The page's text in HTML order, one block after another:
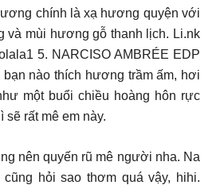
chính là xạ hương quyện với
và mùi hương gỗ thanh lịch. Li.nk
5. NARCISO AMBRÉE EDP
bạn nào thích hương trầm ấm, hơi
một buổi chiều hoàng hôn rực
sẽ rất mê em này.
nên quyến rũ mê người nha. Na
hỏi sao thơm quá vậy, hihi.